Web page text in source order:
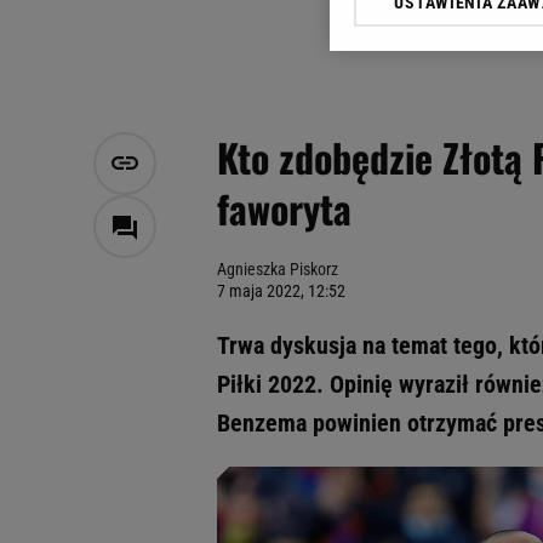
Kto zdobędzie
faworyta
Agnieszka Piskorz
7 maja 2022, 12:52
Trwa dyskusja na temat tego,
Piłki 2022. Opinię wyraził
Benzema powinien otrzymać
Klikając „Akceptuję”
Zaufanych Partnerów i
My, nasi Zaufani
Użycie dokładnych